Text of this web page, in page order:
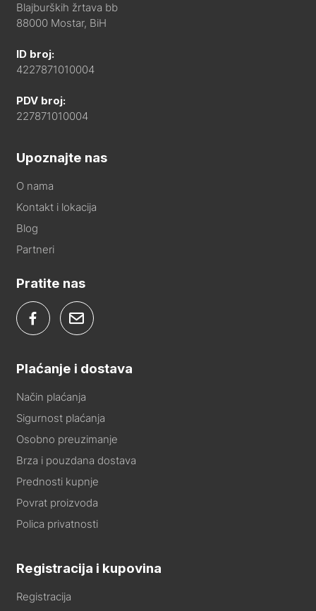
Blajburških žrtava bb
88000 Mostar, BiH
ID broj:
4227871010004
PDV broj:
227871010004
Upoznajte nas
O nama
Kontakt i lokacija
Blog
Partneri
Pratite nas
Plaćanje i dostava
Način plaćanja
Sigurnost plaćanja
Osobno preuzimanje
Brza i pouzdana dostava
Prednosti kupnje
Povrat proizvoda
Polica privatnosti
Registracija i kupovina
Registracija